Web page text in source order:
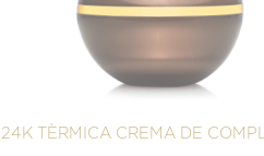
24K TÈRMICA CREMA DE